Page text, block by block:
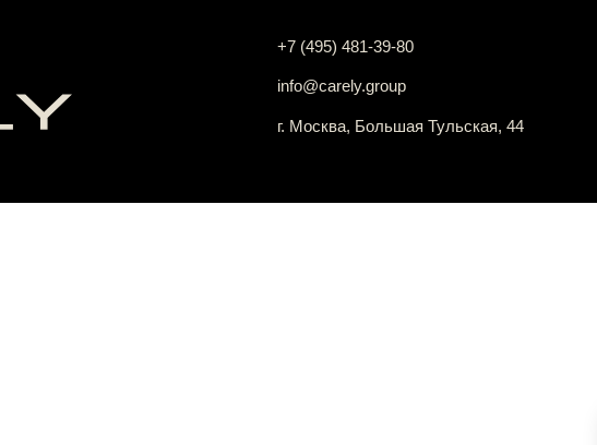
+7 (495) 481-39-80
info@carely.group
г. Москва, Большая Тульская, 44